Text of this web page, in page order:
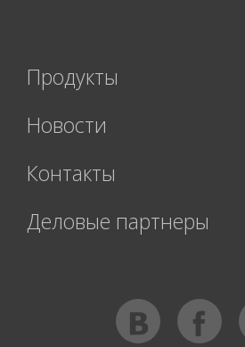
Продукты
Новости
Контакты
Деловые партнеры